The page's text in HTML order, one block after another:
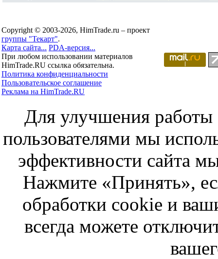
Copyright © 2003-2026, HimTrade.ru – проект
группы "Текарт".
Карта сайта... PDA-версия...
При любом использовании материалов
HimTrade.RU ссылка обязательна.
Политика конфиденциальности
Пользовательское соглашение
Реклама на HimTrade.RU
Для улучшения работы
пользователями мы
эффективности сайта
Нажмите «Принять»,
обработки cookie и
всегда можете